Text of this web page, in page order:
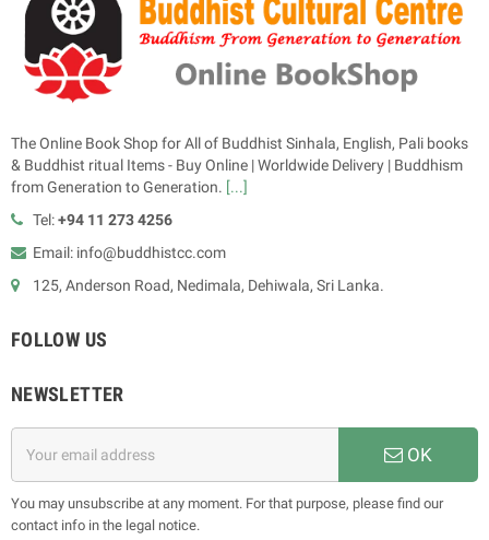
The Online Book Shop for All of Buddhist Sinhala, English, Pali books
& Buddhist ritual Items - Buy Online | Worldwide Delivery | Buddhism
from Generation to Generation. [...]
Tel:+94 11 273 4256
Email: info@buddhistcc.com
125, Anderson Road, Nedimala, Dehiwala, Sri Lanka.
FOLLOW US
NEWSLETTER
OK
You may unsubscribe at any moment. For that purpose, please find our
contact info in the legal notice.